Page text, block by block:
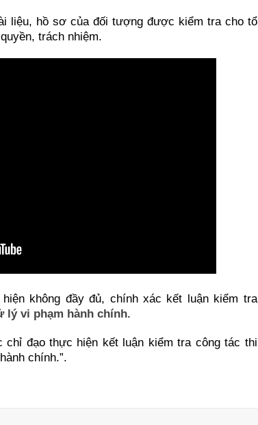
liệu, hồ sơ của đối tượng được kiểm tra cho tổ
trách nhiệm.
không đầy đủ, chính xác kết luận kiểm tra
lý vi phạm hành chính.
chỉ đạo thực hiện kết luận kiểm tra công tác thi
chính.”.